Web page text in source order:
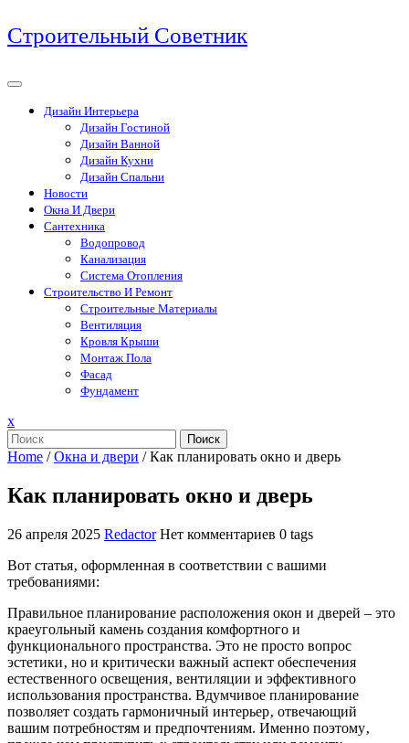
Перейти
к
Строительный Советник
Дизайн Интерьера
Дизайн Гостиной
Дизайн Ванной
Дизайн Кухни
Дизайн Спальни
Новости
Окна И Двери
Сантехника
Водопровод
Канализация
Система Отопления
Строительство И Ремонт
Строительные Материалы
Вентиляция
Кровля Крыши
Монтаж Пола
Фасад
Фундамент
xЗакрыть
меню
Поиск
Home /Окна и двери /Как планировать окно и дверь
Как планировать окно и дверь
26 апреля 2025 Redactor Нет комментариев 0 tags
Вот статья‚ оформленная в соответствии с вашими
требованиями:
Правильное планирование расположения окон и дверей – это
краеугольный камень создания комфортного и
функционального пространства. Это не просто вопрос
эстетики‚ но и критически важный аспект обеспечения
естественного освещения‚ вентиляции и эффективного
использования пространства. Вдумчивое планирование
позволяет создать гармоничный интерьер‚ отвечающий
вашим потребностям и предпочтениям. Именно поэтому‚